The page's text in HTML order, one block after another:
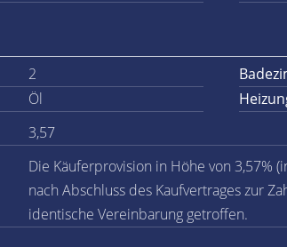
2
Öl
3,57
Die Käuferprovision in Höhe von 3,57%
nach Abschluss des Kaufvertrages zur
identische Vereinbarung getroffen.